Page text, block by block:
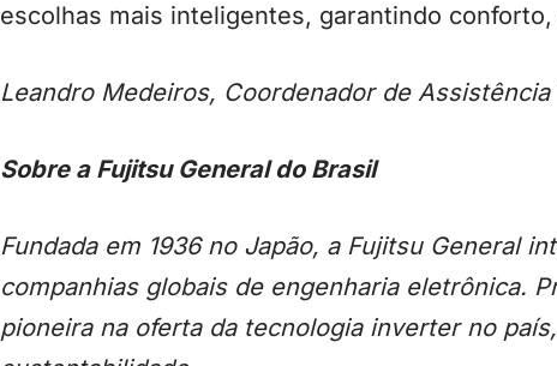
escolhas mais inteligentes, garantindo
Leandro Medeiros, Coordenador de
Sobre a Fujitsu General do Brasil
Fundada em 1936 no Japão, a Fujitsu General
companhias globais de engenharia eletrônica.
pioneira na oferta da tecnologia inverter no